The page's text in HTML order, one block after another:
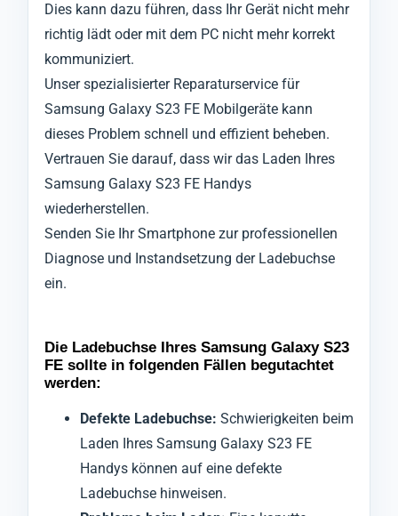
Dies kann dazu führen, dass Ihr Gerät nicht mehr
richtig lädt oder mit dem PC nicht mehr korrekt
kommuniziert.
Unser spezialisierter Reparaturservice für
Samsung Galaxy S23 FE Mobilgeräte kann
dieses Problem schnell und effizient beheben.
Vertrauen Sie darauf, dass wir das Laden Ihres
Samsung Galaxy S23 FE Handys
wiederherstellen.
Senden Sie Ihr Smartphone zur professionellen
Diagnose und Instandsetzung der Ladebuchse
ein.
Die Ladebuchse Ihres Samsung Galaxy S23
FE sollte in folgenden Fällen begutachtet
werden:
Defekte Ladebuchse: Schwierigkeiten beim
Laden Ihres Samsung Galaxy S23 FE
Handys können auf eine defekte
Ladebuchse hinweisen.